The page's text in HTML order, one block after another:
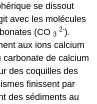
se dissout
avec les molécules
(CO3
2-).
aux ions calcium
de calcium
des coquilles des
finissent par
des sédiments au